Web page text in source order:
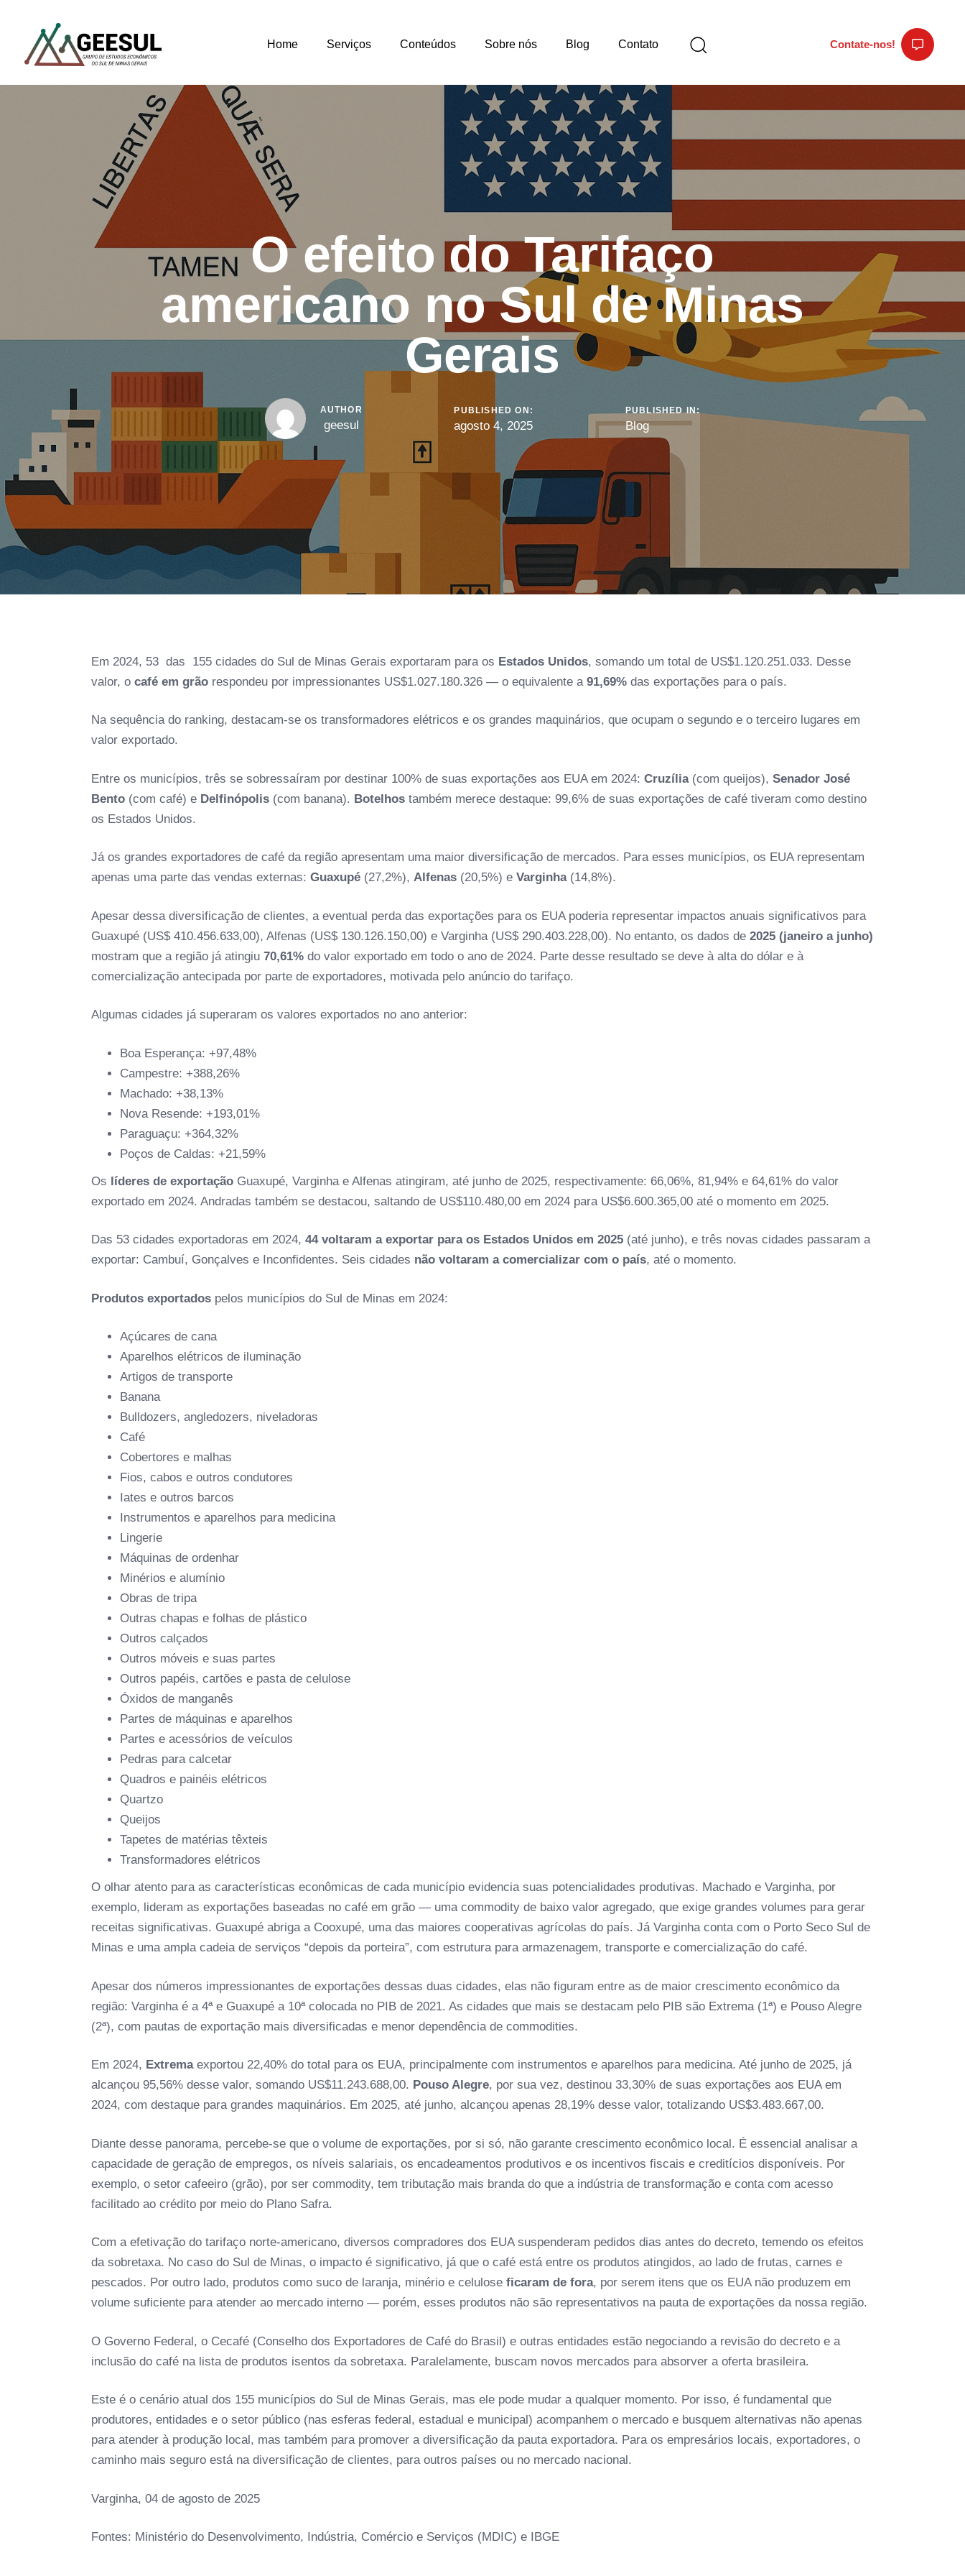
Home Serviços Conteúdos Sobre nós Blog Contato
Digite e pressione enter
Contate-nos!
O efeito do Tarifaço
americano no Sul de Minas
Gerais
AUTHOR
geesul
PUBLISHED ON:
agosto 4, 2025
PUBLISHED IN:
Blog
Em 2024, 53 das 155 cidades do Sul de Minas Gerais exportaram para os Estados Unidos, somando um total de US$1.120.251.033. Desse
valor, o café em grão respondeu por impressionantes US$1.027.180.326 — o equivalente a 91,69% das exportações para o país.
Na sequência do ranking, destacam-se os transformadores elétricos e os grandes maquinários, que ocupam o segundo e o terceiro lugares em
valor exportado.
Entre os municípios, três se sobressaíram por destinar 100% de suas exportações aos EUA em 2024: Cruzília(com queijos), Senador José
Bento (com café) e Delfinópolis (com banana). Botelhos também merece destaque: 99,6% de suas exportações de café tiveram como destino
os Estados Unidos.
Já os grandes exportadores de café da região apresentam uma maior diversificação de mercados. Para esses municípios, os EUA representam
apenas uma parte das vendas externas: Guaxupé (27,2%), Alfenas (20,5%) e Varginha(14,8%).
Apesar dessa diversificação de clientes, a eventual perda das exportações para os EUA poderia representar impactos anuais significativos para
Guaxupé (US$ 410.456.633,00), Alfenas (US$ 130.126.150,00) e Varginha (US$ 290.403.228,00). No entanto, os dados de 2025 (janeiro a junho)
mostram que a região já atingiu 70,61% do valor exportado em todo o ano de 2024. Parte desse resultado se deve à alta do dólar e à
comercialização antecipada por parte de exportadores, motivada pelo anúncio do tarifaço.
Algumas cidades já superaram os valores exportados no ano anterior:
Boa Esperança: +97,48%
Campestre: +388,26%
Machado: +38,13%
Nova Resende: +193,01%
Paraguaçu: +364,32%
Poços de Caldas: +21,59%
Os líderes de exportação Guaxupé, Varginha e Alfenas atingiram, até junho de 2025, respectivamente: 66,06%, 81,94% e 64,61% do valor
exportado em 2024. Andradas também se destacou, saltando de US$110.480,00 em 2024 para US$6.600.365,00 até o momento em 2025.
Das 53 cidades exportadoras em 2024, 44 voltaram a exportar para os Estados Unidos em 2025 (até junho), e três novas cidades passaram a
exportar: Cambuí, Gonçalves e Inconfidentes. Seis cidades não voltaram a comercializar com o país, até o momento.
Produtos exportados pelos municípios do Sul de Minas em 2024:
Açúcares de cana
Aparelhos elétricos de iluminação
Artigos de transporte
Banana
Bulldozers, angledozers, niveladoras
Café
Cobertores e malhas
Fios, cabos e outros condutores
Iates e outros barcos
Instrumentos e aparelhos para medicina
Lingerie
Máquinas de ordenhar
Minérios e alumínio
Obras de tripa
Outras chapas e folhas de plástico
Outros calçados
Outros móveis e suas partes
Outros papéis, cartões e pasta de celulose
Óxidos de manganês
Partes de máquinas e aparelhos
Partes e acessórios de veículos
Pedras para calcetar
Quadros e painéis elétricos
Quartzo
Queijos
Tapetes de matérias têxteis
Transformadores elétricos
O olhar atento para as características econômicas de cada município evidencia suas potencialidades produtivas. Machado e Varginha, por
exemplo, lideram as exportações baseadas no café em grão — uma commodity de baixo valor agregado, que exige grandes volumes para gerar
receitas significativas. Guaxupé abriga a Cooxupé, uma das maiores cooperativas agrícolas do país. Já Varginha conta com o Porto Seco Sul de
Minas e uma ampla cadeia de serviços “depois da porteira”, com estrutura para armazenagem, transporte e comercialização do café.
Apesar dos números impressionantes de exportações dessas duas cidades, elas não figuram entre as de maior crescimento econômico da
região: Varginha é a 4ª e Guaxupé a 10ª colocada no PIB de 2021. As cidades que mais se destacam pelo PIB são Extrema (1ª) e Pouso Alegre
(2ª), com pautas de exportação mais diversificadas e menor dependência de commodities.
Em 2024, Extremaexportou 22,40% do total para os EUA, principalmente com instrumentos e aparelhos para medicina. Até junho de 2025, já
alcançou 95,56% desse valor, somando US$11.243.688,00. Pouso Alegre, por sua vez, destinou 33,30% de suas exportações aos EUA em
2024, com destaque para grandes maquinários. Em 2025, até junho, alcançou apenas 28,19% desse valor, totalizando US$3.483.667,00.
Diante desse panorama, percebe-se que o volume de exportações, por si só, não garante crescimento econômico local. É essencial analisar a
capacidade de geração de empregos, os níveis salariais, os encadeamentos produtivos e os incentivos fiscais e creditícios disponíveis. Por
exemplo, o setor cafeeiro (grão), por ser commodity, tem tributação mais branda do que a indústria de transformação e conta com acesso
facilitado ao crédito por meio do Plano Safra.
Com a efetivação do tarifaço norte-americano, diversos compradores dos EUA suspenderam pedidos dias antes do decreto, temendo os efeitos
da sobretaxa. No caso do Sul de Minas, o impacto é significativo, já que o café está entre os produtos atingidos, ao lado de frutas, carnes e
pescados. Por outro lado, produtos como suco de laranja, minério e celulose ficaram de fora, por serem itens que os EUA não produzem em
volume suficiente para atender ao mercado interno — porém, esses produtos não são representativos na pauta de exportações da nossa região.
O Governo Federal, o Cecafé (Conselho dos Exportadores de Café do Brasil) e outras entidades estão negociando a revisão do decreto e a
inclusão do café na lista de produtos isentos da sobretaxa. Paralelamente, buscam novos mercados para absorver a oferta brasileira.
Este é o cenário atual dos 155 municípios do Sul de Minas Gerais, mas ele pode mudar a qualquer momento. Por isso, é fundamental que
produtores, entidades e o setor público (nas esferas federal, estadual e municipal) acompanhem o mercado e busquem alternativas não apenas
para atender à produção local, mas também para promover a diversificação da pauta exportadora. Para os empresários locais, exportadores, o
caminho mais seguro está na diversificação de clientes, para outros países ou no mercado nacional.
Varginha, 04 de agosto de 2025
Fontes: Ministério do Desenvolvimento, Indústria, Comércio e Serviços (MDIC) e IBGE